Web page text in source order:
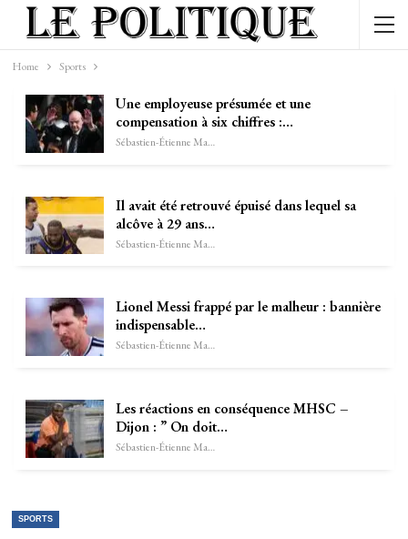
Home Sports
Une employeuse présumée et une
compensation à six chiffres :…
Sébastien-Étienne Marechal
Il avait été retrouvé épuisé dans lequel sa
alcôve à 29 ans…
Sébastien-Étienne Marechal
Lionel Messi frappé par le malheur : bannière
indispensable…
Sébastien-Étienne Marechal
Les réactions en conséquence MHSC –
Dijon : ” On doit…
Sébastien-Étienne Marechal
SPORTS